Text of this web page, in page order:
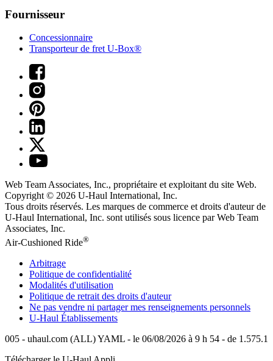
Fournisseur
Concessionnaire
Transporteur de fret U-Box®
Web Team Associates, Inc., propriétaire et exploitant du site Web.
Copyright © 2026 U-Haul International, Inc.
Tous droits réservés. Les marques de commerce et droits d'auteur de
U-Haul International, Inc. sont utilisés sous licence par Web Team
Associates, Inc.
Air-Cushioned Ride®
Arbitrage
Politique de confidentialité
Modalités d'utilisation
Politique de retrait des droits d'auteur
Ne pas vendre ni partager mes renseignements personnels
U-Haul Établissements
005 - uhaul.com (ALL) YAML - le 06/08/2026 à 9 h 54 - de 1.575.1